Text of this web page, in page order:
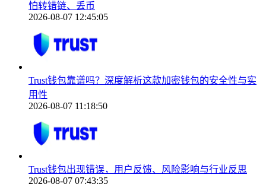
怕转错链、丢币
2026-08-07 12:45:05
Trust钱包靠谱吗？深度解析这款加密钱包的安全性与实
用性
2026-08-07 11:18:50
Trust钱包出现错误，用户反馈、风险影响与行业反思
2026-08-07 07:43:35